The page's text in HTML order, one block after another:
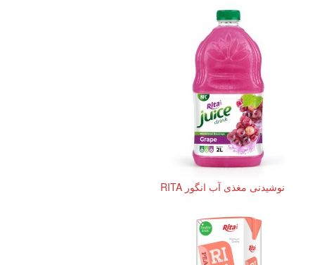
نوشیدنی مغذی آب انگور RITA